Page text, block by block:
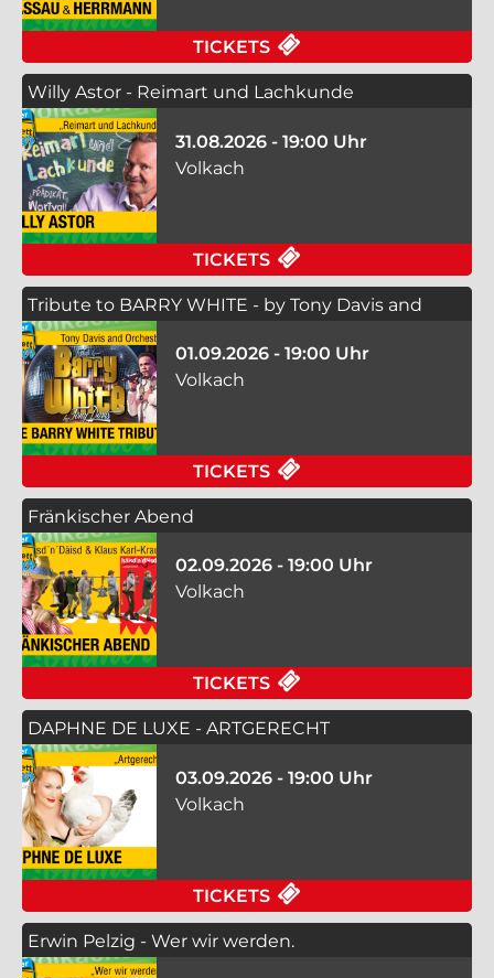
TICKETS
Willy Astor - Reimart und Lachkunde
31.08.2026 - 19:00 Uhr
Volkach
TICKETS
Tribute to BARRY WHITE - by Tony Davis and
Band
01.09.2026 - 19:00 Uhr
Volkach
TICKETS
Fränkischer Abend
02.09.2026 - 19:00 Uhr
Volkach
TICKETS
DAPHNE DE LUXE - ARTGERECHT
03.09.2026 - 19:00 Uhr
Volkach
TICKETS
Erwin Pelzig - Wer wir werden.